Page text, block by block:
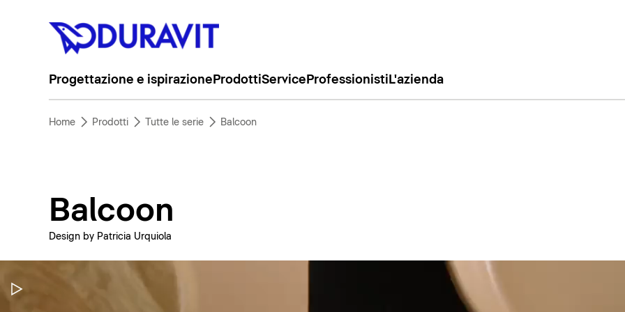
Progettazione e ispirazione ProdottiService Professionisti L'azienda
Home Prodotti Tutte le serie Balcoon
Balcoon
Design by Patricia Urquiola
Metti in pausa il video